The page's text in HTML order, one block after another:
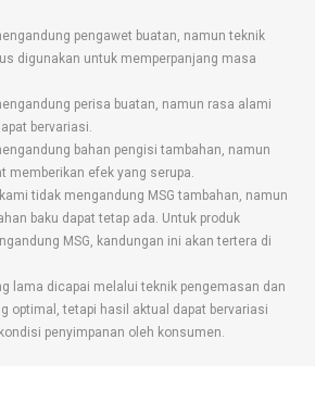
pengawet buatan, namun teknik
digunakan untuk memperpanjang masa
perisa buatan, namun rasa alami
bervariasi.
bahan pengisi tambahan, namun
memberikan efek yang serupa.
tidak mengandung MSG tambahan, namun
baku dapat tetap ada. Untuk produk
MSG, kandungan ini akan tertera di
lama dicapai melalui teknik pengemasan dan
optimal, tetapi hasil aktual dapat bervariasi
penyimpanan oleh konsumen.